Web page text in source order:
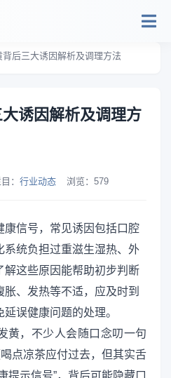
背后三大诱因解析及调理方法
诱因解析及调理方
： 行业动态 浏览： 579
康信号，常见诱因包括口腔
系统负担过重滋生湿热、外
解这些原因能帮助初步判断
、发热等不适，应及时到
误健康问题的处理。
黄，不少人会随口念叨一句
点凉茶应付过去，但其实舌
提示信号”，背后可能隐藏口